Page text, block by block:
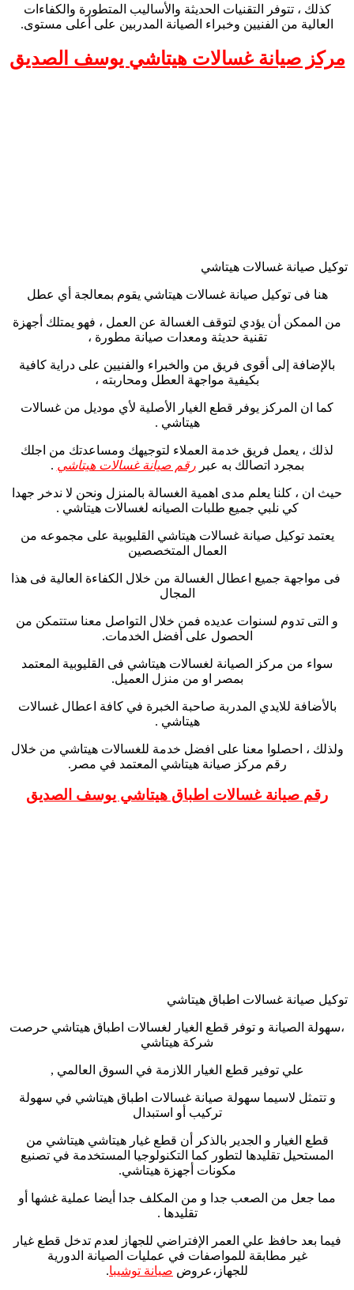
كذلك ، تتوفر التقنيات الحديثة والأساليب المتطورة والكفاءات
العالية من الفنيين وخبراء الصيانة المدربين على أعلى مستوى.
مركز صيانة غسالات هيتاشي يوسف الصديق
توكيل صيانة غسالات هيتاشي
هنا فى توكيل صيانة غسالات هيتاشي يقوم بمعالجة أي عطل
من الممكن أن يؤدي لتوقف الغسالة عن العمل ، فهو يمتلك أجهزة
تقنية حديثة ومعدات صيانة مطورة ،
بالإضافة إلى أقوى فريق من والخبراء والفنيين على دراية كافية
بكيفية مواجهة العطل ومحاربته ،
كما ان المركز يوفر قطع الغيار الأصلية لأي موديل من غسالات
هيتاشي .
لذلك ، يعمل فريق خدمة العملاء لتوجيهك ومساعدتك من اجلك
بمجرد اتصالك به عبررقم صيانة غسالات هيتاشي .
حيث ان ، كلنا يعلم مدى اهمية الغسالة بالمنزل ونحن لا ندخر جهدا
كي نلبي جميع طلبات الصيانه لغسالات هيتاشي .
يعتمد توكيل صيانة غسالات هيتاشي القليوبية على مجموعه من
العمال المتخصصين
فى مواجهة جميع اعطال الغسالة من خلال الكفاءة العالية فى هذا
المجال
و التى تدوم لسنوات عديده فمن خلال التواصل معنا ستتمكن من
الحصول على أفضل الخدمات.
سواء من مركز الصيانة لغسالات هيتاشي فى القليوبية المعتمد
بمصر او من منزل العميل.
بالأضافة للايدي المدربة صاحبة الخبرة في كافة اعطال غسالات
هيتاشي .
ولذلك ، احصلوا معنا على افضل خدمة للغسالات هيتاشي من خلال
رقم مركز صيانة هيتاشي المعتمد في مصر.
رقم صيانة غسالات اطباق هيتاشي يوسف الصديق
توكيل صيانة غسالات اطباق هيتاشي
،سهولة الصيانة و توفر قطع الغيار لغسالات اطباق هيتاشي حرصت
شركة هيتاشي
علي توفير قطع الغيار اللازمة في السوق العالمي ,
و تتمثل لاسيما سهولة صيانة غسالات اطباق هيتاشي في سهولة
تركيب أو استبدال
قطع الغيار و الجدير بالذكر أن قطع غيار هيتاشي هيتاشي من
المستحيل تقليدها لتطور كما التكنولوجيا المستخدمة في تصنيع
مكونات أجهزة هيتاشي.
مما جعل من الصعب جدا و من المكلف جدا أيضا عملية غشها أو
تقليدها .
فيما بعد حافظ علي العمر الإفتراضي للجهاز لعدم تدخل قطع غيار
غير مطابقة للمواصفات في عمليات الصيانة الدورية
للجهاز،عروض صيانة توشيبا.